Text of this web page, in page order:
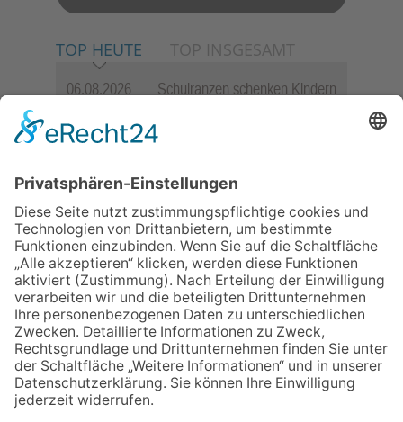
TOP HEUTE TOP INSGESAMT
06.08.2026
Schulranzen schenken Kindern
06.08.2026
„Freundschaft, das ist wie
Jürgen Rohrmann setzt auf
Gemeinschaft und Bewährtes
06.08.2026
„Rock auf der Burg“ lässt
Königstein beben
06.08.2026
Zwischen Fachwerk, Wein und
Musik: Erste Kronberger
Weinzeit begeistert die
Burgstadt
06.08.2026
Nachhaltigkeits-Akteure
vernetzen sich